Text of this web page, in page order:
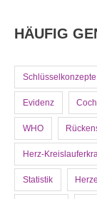
HÄUFIG
Schlüsselkonzepte
Evidenz
WHO
Herz-
Statistik